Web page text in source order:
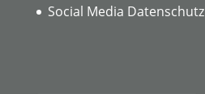
Social Media Datenschutz